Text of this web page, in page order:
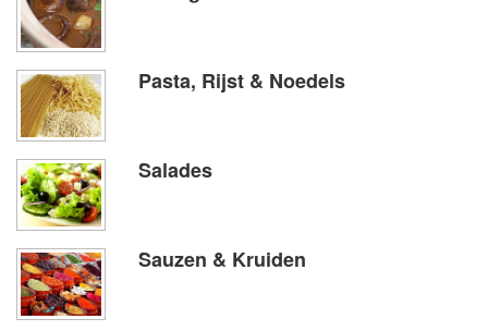
Pasta, Rijst & Noedels
Salades
Sauzen & Kruiden